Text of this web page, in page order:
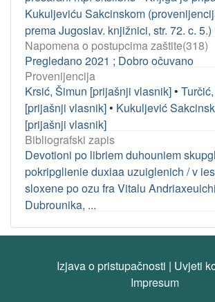
Kukuljeviću Sakcinskom
prema Jugoslav. knjižnici, str. 72. c. 5.)
Napomena o postupcima zaštite(318)
Pregledano 2021 ; Dobro očuvano
Provenijencija
Krsić, Šimun [prijašnji vlasnik] •
[prijašnji vlasnik] • Kukuljević
[prijašnji vlasnik]
Bibliografski zapis
Devotioni po libriem duhouniem
pokripglienie duxiaa uzuiglenich / v
sloxene po ozu fra Vitalu
Dubrounika, ...
Izjava o pristupačnosti | Uvjeti
Impresum